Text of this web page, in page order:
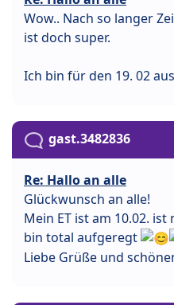
Wow.. Nach so langer
ist doch super.
Ich bin für den 19. 02
gast.3482836
Re: Hallo an alle
Glückwunsch an alle!
Mein ET ist am 10.02.
bin total aufgeregt
Liebe Grüße und